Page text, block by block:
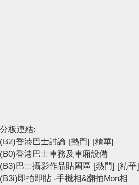
分板連結:
(B2)香港巴士討論 [熱門] [精華]
(B0)香港巴士車務及車廂設備
(B3)巴士攝影作品貼圖區 [熱門] [精華]
(B3i)即拍即貼 -手機相&翻拍Mon相